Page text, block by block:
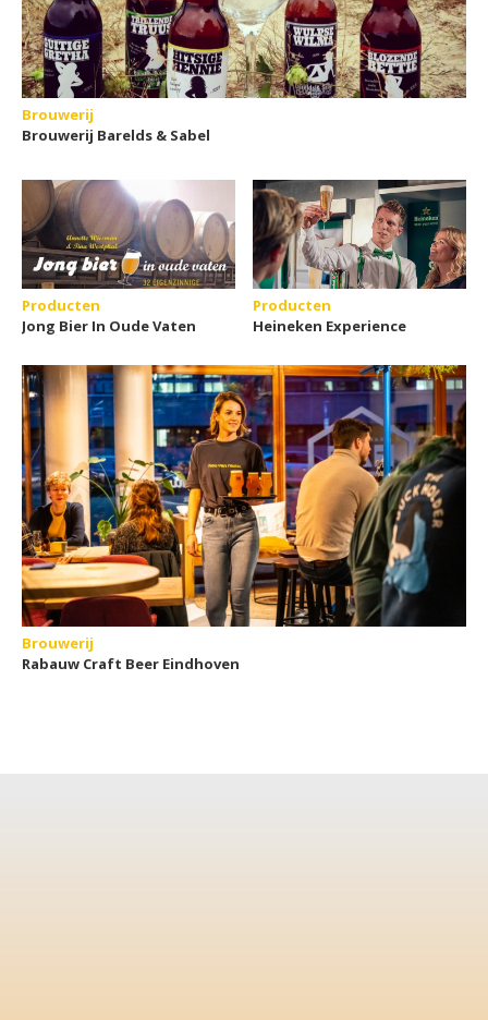
Brouwerij
Brouwerij Barelds & Sabel
Producten
Jong Bier In Oude Vaten
Producten
Heineken Experience
Brouwerij
Rabauw Craft Beer Eindhoven